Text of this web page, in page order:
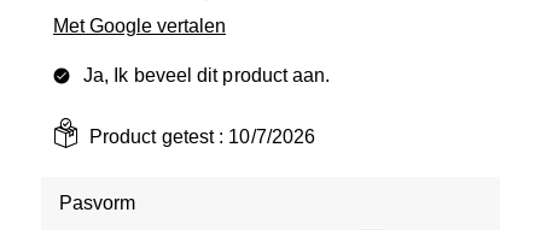
Met Google vertalen
Ja, Ik beveel dit product aan.
Product getest : 10/7/2026
Pasvorm